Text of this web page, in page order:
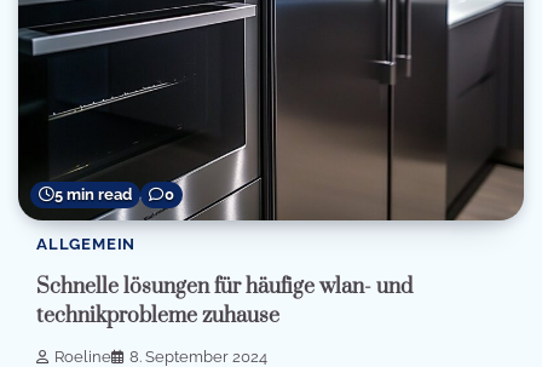
5 min read 0
ALLGEMEIN
Schnelle lösungen für häufige wlan- und
technikprobleme zuhause
Roeline 8. September 2024